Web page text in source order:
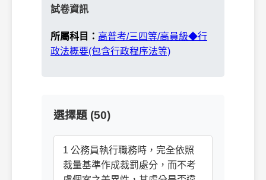
試卷資訊
所屬科目： 高普考/三四等/高員級◆行
政法概要(包含行政程序法等)
選擇題 (50)
1 公務員執行職務時，完全依照
裁量基準作成裁罰處分，而不考